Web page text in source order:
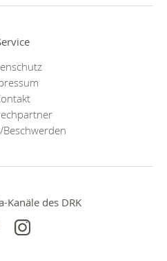
Beschwerden
Kanäle des DRK